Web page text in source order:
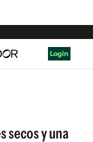
Login
secos y una